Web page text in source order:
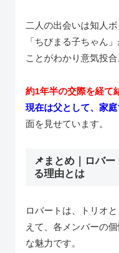
二人の出会いは知人ボ
「ちびまる子ちゃん
ことがわかり意気投合
約1年半の交際を経て
現在は父として、家
面を見せています。
📌まとめ｜ロバ
る理由とは
ロバートは、トリオ
えて、各メンバーの
な魅力です。